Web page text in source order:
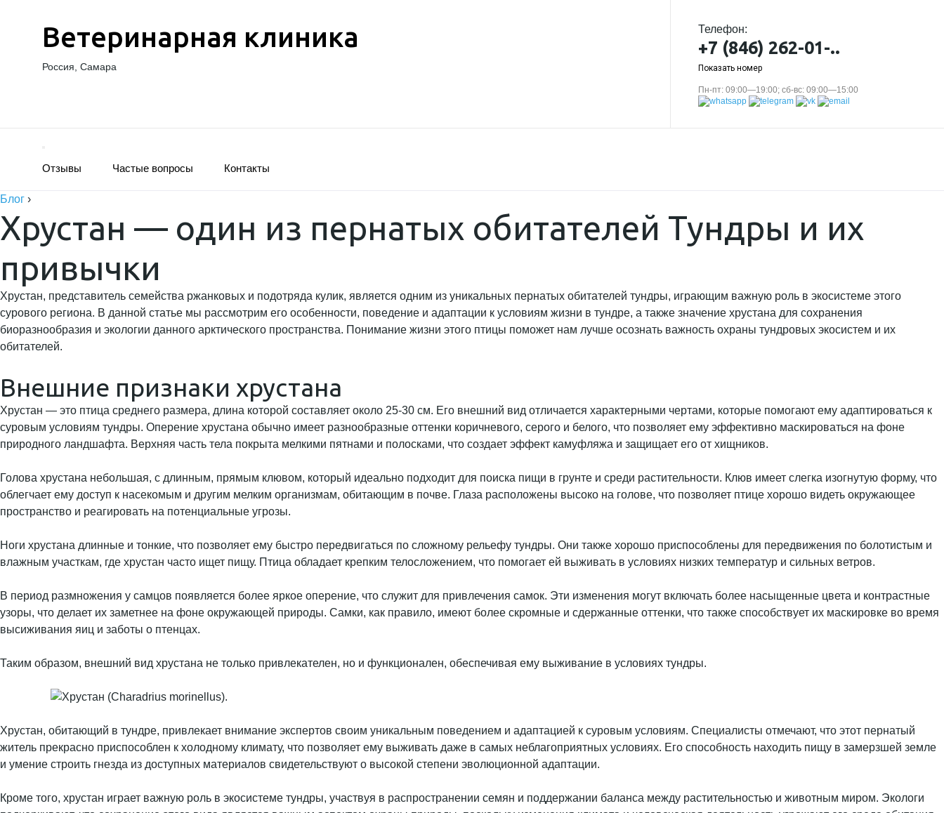
Ветеринарная клиника
Россия, Самара
Телефон:
+7 (846) 262-01-..
Показать номер
Пн-пт: 09:00—19:00; сб-вс: 09:00—15:00
Отзывы Частые вопросы Контакты
Блог ›
Хрустан — один из пернатых обитателей Тундры и их
привычки
Хрустан, представитель семейства ржанковых и подотряда кулик, является одним из уникальных пернатых обитателей тундры, играющим важную роль в экосистеме этого
сурового региона. В данной статье мы рассмотрим его особенности, поведение и адаптации к условиям жизни в тундре, а также значение хрустана для сохранения
биоразнообразия и экологии данного арктического пространства. Понимание жизни этого птицы поможет нам лучше осознать важность охраны тундровых экосистем и их
обитателей.
Внешние признаки хрустана
Хрустан — это птица среднего размера, длина которой составляет около 25-30 см. Его внешний вид отличается характерными чертами, которые помогают ему адаптироваться к
суровым условиям тундры. Оперение хрустана обычно имеет разнообразные оттенки коричневого, серого и белого, что позволяет ему эффективно маскироваться на фоне
природного ландшафта. Верхняя часть тела покрыта мелкими пятнами и полосками, что создает эффект камуфляжа и защищает его от хищников.
Голова хрустана небольшая, с длинным, прямым клювом, который идеально подходит для поиска пищи в грунте и среди растительности. Клюв имеет слегка изогнутую форму, что
облегчает ему доступ к насекомым и другим мелким организмам, обитающим в почве. Глаза расположены высоко на голове, что позволяет птице хорошо видеть окружающее
пространство и реагировать на потенциальные угрозы.
Ноги хрустана длинные и тонкие, что позволяет ему быстро передвигаться по сложному рельефу тундры. Они также хорошо приспособлены для передвижения по болотистым и
влажным участкам, где хрустан часто ищет пищу. Птица обладает крепким телосложением, что помогает ей выживать в условиях низких температур и сильных ветров.
В период размножения у самцов появляется более яркое оперение, что служит для привлечения самок. Эти изменения могут включать более насыщенные цвета и контрастные
узоры, что делает их заметнее на фоне окружающей природы. Самки, как правило, имеют более скромные и сдержанные оттенки, что также способствует их маскировке во время
высиживания яиц и заботы о птенцах.
Таким образом, внешний вид хрустана не только привлекателен, но и функционален, обеспечивая ему выживание в условиях тундры.
Хрустан, обитающий в тундре, привлекает внимание экспертов своим уникальным поведением и адаптацией к суровым условиям. Специалисты отмечают, что этот пернатый
житель прекрасно приспособлен к холодному климату, что позволяет ему выживать даже в самых неблагоприятных условиях. Его способность находить пищу в замерзшей земле
и умение строить гнезда из доступных материалов свидетельствуют о высокой степени эволюционной адаптации.
Кроме того, хрустан играет важную роль в экосистеме тундры, участвуя в распространении семян и поддержании баланса между растительностью и животным миром. Экологи